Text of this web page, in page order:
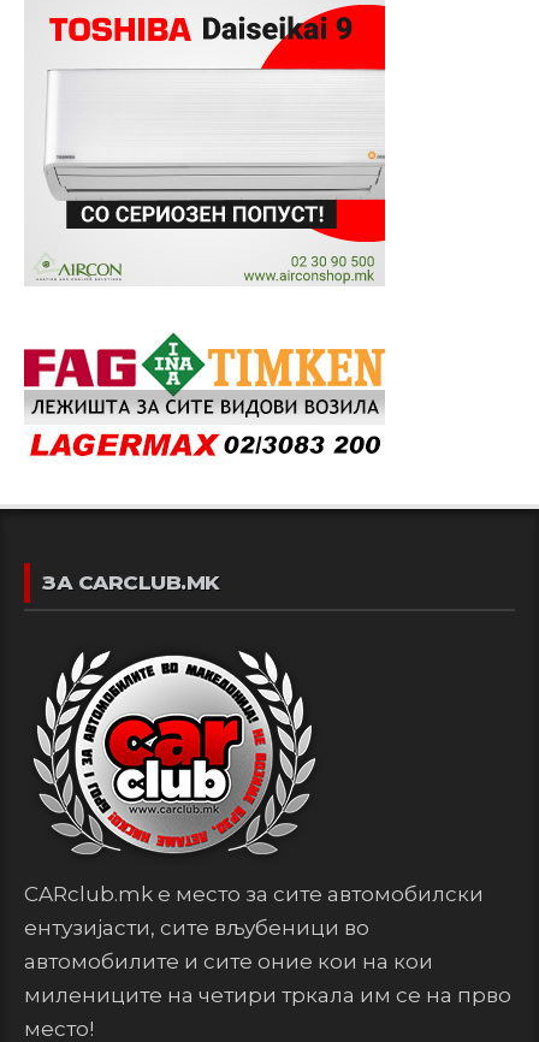
ЗА CARCLUB.MK
CARclub.mk е место за сите автомобилски
ентузијасти, сите вљубеници во
автомобилите и сите оние кои на кои
милениците на четири тркала им се на прво
место!